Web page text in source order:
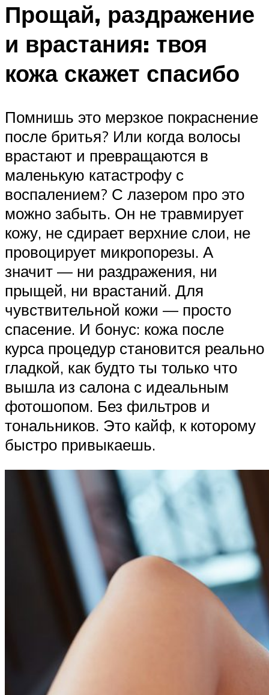
Прощай, раздражение
и врастания: твоя
кожа скажет спасибо
Помнишь это мерзкое покраснение
после бритья? Или когда волосы
врастают и превращаются в
маленькую катастрофу с
воспалением? С лазером про это
можно забыть. Он не травмирует
кожу, не сдирает верхние слои, не
провоцирует микропорезы. А
значит — ни раздражения, ни
прыщей, ни врастаний. Для
чувствительной кожи — просто
спасение. И бонус: кожа после
курса процедур становится реально
гладкой, как будто ты только что
вышла из салона с идеальным
фотошопом. Без фильтров и
тональников. Это кайф, к которому
быстро привыкаешь.